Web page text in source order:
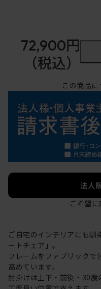
72,900円
（税込）
この商品
法人
ご希望に
ご自宅のインテリアにも馴
ートチェア」。
フレームをファブリックで
高めています。
肘掛けは上下・前後・30